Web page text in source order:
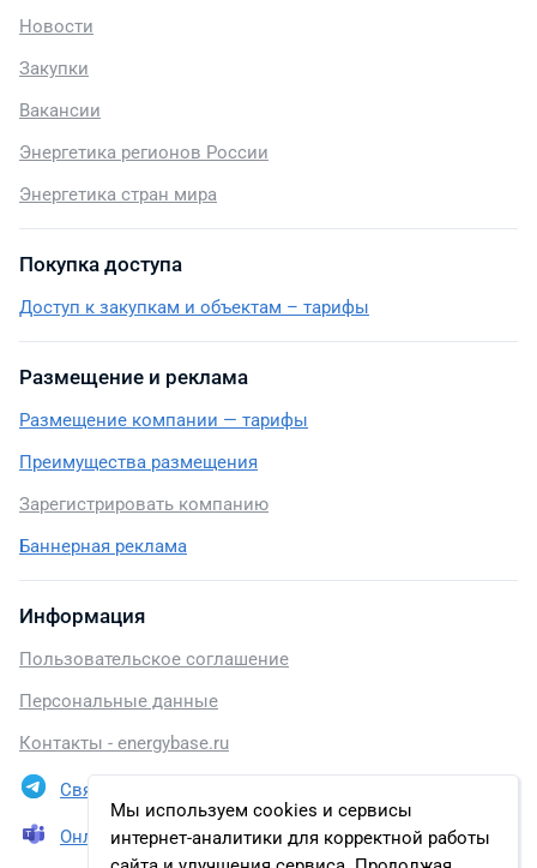
Мы используем cookies и сервисы
интернет-аналитики для корректной работы
Новости
Закупки
Вакансии
Энергетика регионов России
Энергетика стран мира
Покупка доступа
Доступ к закупкам и объектам – тарифы
Размещение и реклама
Размещение компании — тарифы
Преимущества размещения
Зарегистрировать компанию
Баннерная реклама
Информация
Пользовательское соглашение
Персональные данные
Контакты - energybase.ru
Связаться в Telegram
Онлайн презентация